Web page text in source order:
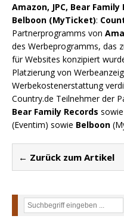
Amazon, JPC, Bear
Belboon (MyTicket):
Partnerprogramms von
des Werbeprogramms, das
für Websites konzipiert
Platzierung von
Werbekostenerstattung
Country.de Teilnehmer der
Bear Family Records
(Eventim) sowie Belboon
← Zurück zum Artikel
Suchen